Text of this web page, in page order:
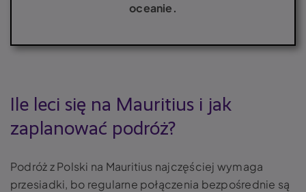
oceanie.
Ile leci się na Mauritius i jak
zaplanować podróż?
Podróż z Polski na Mauritius najczęściej wymaga
przesiadki, bo regularne połączenia bezpośrednie są